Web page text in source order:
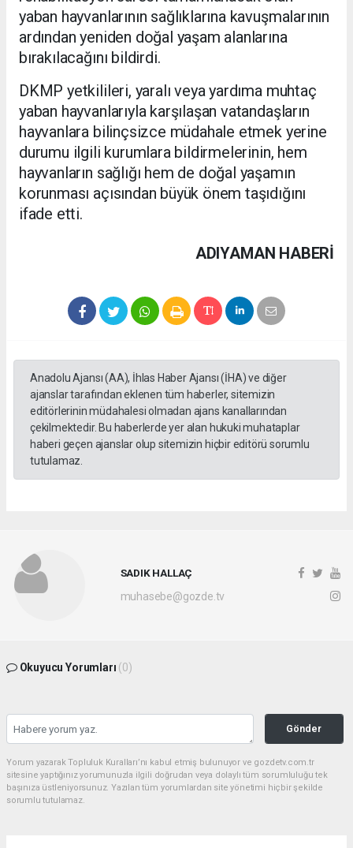
yaban hayvanlarının sağlıklarına kavuşmalarının
ardından yeniden doğal yaşam alanlarına
bırakılacağını bildirdi.
DKMP yetkilileri, yaralı veya yardıma muhtaç
yaban hayvanlarıyla karşılaşan vatandaşların
hayvanlara bilinçsizce müdahale etmek yerine
durumu ilgili kurumlara bildirmelerinin, hem
hayvanların sağlığı hem de doğal yaşamın
korunması açısından büyük önem taşıdığını
ifade etti.
ADIYAMAN HABERİ
Anadolu Ajansı (AA), İhlas Haber Ajansı (İHA) ve diğer
ajanslar tarafından eklenen tüm haberler, sitemizin
editörlerinin müdahalesi olmadan ajans kanallarından
çekilmektedir. Bu haberlerde yer alan hukuki muhataplar
haberi geçen ajanslar olup sitemizin hiçbir editörü sorumlu
tutulamaz.
SADIK HALLAÇ
muhasebe@gozde.tv
Okuyucu Yorumları (0)
Gönder
Yorum yazarak Topluluk Kuralları’nı kabul etmiş bulunuyor ve gozdetv.com.tr
sitesine yaptığınız yorumunuzla ilgili doğrudan veya dolaylı tüm sorumluluğu tek
başınıza üstleniyorsunuz. Yazılan tüm yorumlardan site yönetimi hiçbir şekilde
sorumlu tutulamaz.